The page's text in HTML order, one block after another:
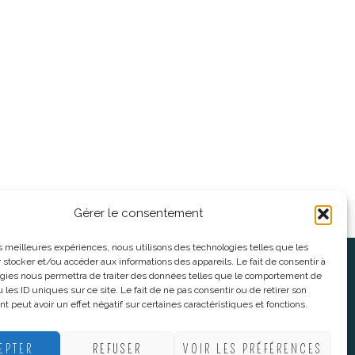
Gérer le consentement
meilleures expériences, nous utilisons des technologies telles que les
stocker et/ou accéder aux informations des appareils. Le fait de consentir à
nous permettra de traiter des données telles que le comportement de
les ID uniques sur ce site. Le fait de ne pas consentir ou de retirer son
peut avoir un effet négatif sur certaines caractéristiques et fonctions.
REFUSER VOIR LES PRÉFÉRENCES
Informations légales
CGV